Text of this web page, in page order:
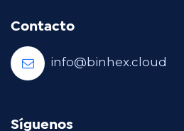
Contacto
info@binhex.cloud
Síguenos